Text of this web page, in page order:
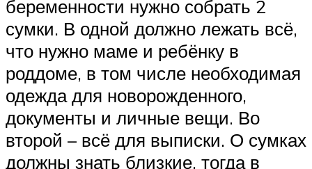
беременности нужно собрать 2
сумки. В одной должно лежать всё,
что нужно маме и ребёнку в
роддоме, в том числе необходимая
одежда для новорожденного,
документы и личные вещи. Во
второй – всё для выписки. О сумках
должны знать близкие, тогда в